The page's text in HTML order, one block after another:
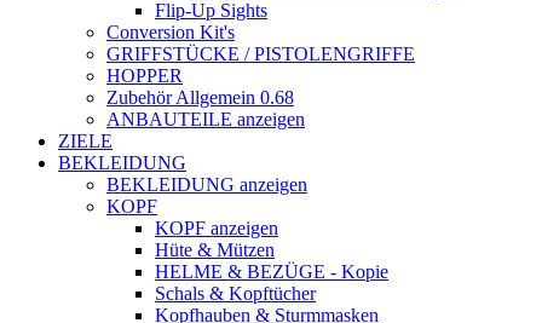
Flip-Up Sights
Conversion Kit's
GRIFFSTÜCKE / PISTOLENGRIFFE
HOPPER
Zubehör Allgemein 0.68
ANBAUTEILE anzeigen
ZIELE
BEKLEIDUNG
BEKLEIDUNG anzeigen
KOPF
KOPF anzeigen
Hüte & Mützen
HELME & BEZÜGE - Kopie
Schals & Kopftücher
Kopfhauben & Sturmmasken